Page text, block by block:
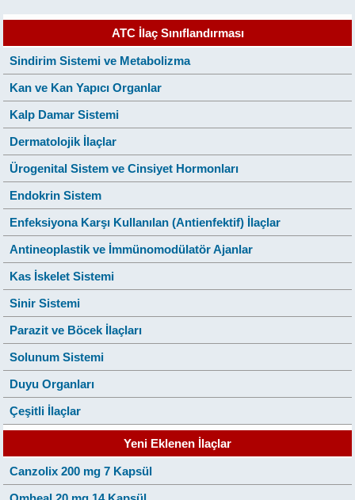
ATC İlaç Sınıflandırması
Sindirim Sistemi ve Metabolizma
Kan ve Kan Yapıcı Organlar
Kalp Damar Sistemi
Dermatolojik İlaçlar
Ürogenital Sistem ve Cinsiyet Hormonları
Endokrin Sistem
Enfeksiyona Karşı Kullanılan (Antienfektif) İlaçlar
Antineoplastik ve İmmünomodülatör Ajanlar
Kas İskelet Sistemi
Sinir Sistemi
Parazit ve Böcek İlaçları
Solunum Sistemi
Duyu Organları
Çeşitli İlaçlar
Yeni Eklenen İlaçlar
Canzolix 200 mg 7 Kapsül